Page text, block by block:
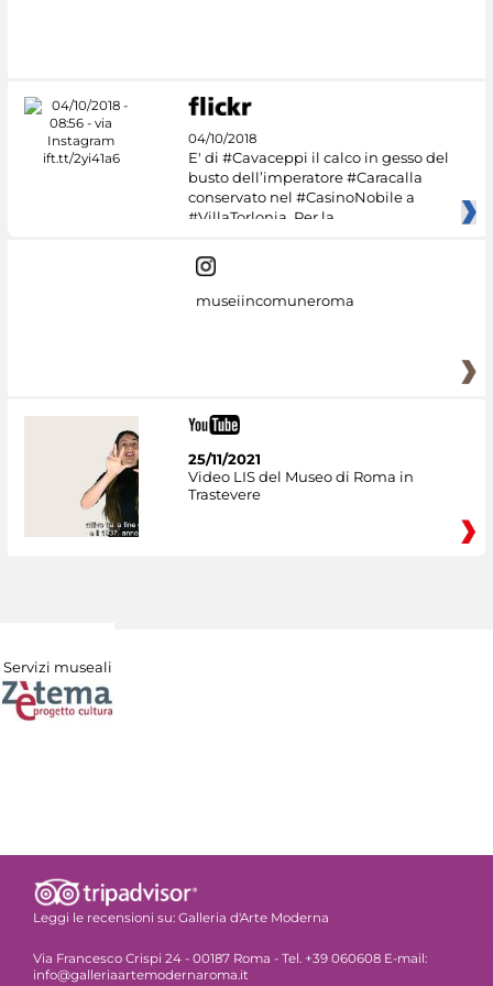
04/10/2018
E' di #Cavaceppi il calco in gesso del
busto dell’imperatore #Caracalla
conservato nel #CasinoNobile a
#VillaTorlonia. Per la
museiincomuneroma
25/11/2021
Video LIS del Museo di Roma in
Trastevere
Servizi museali
Leggi le recensioni su: Galleria d'Arte Moderna
Via Francesco Crispi 24 - 00187 Roma - Tel. +39 060608 E-mail:
info@galleriaartemodernaroma.it